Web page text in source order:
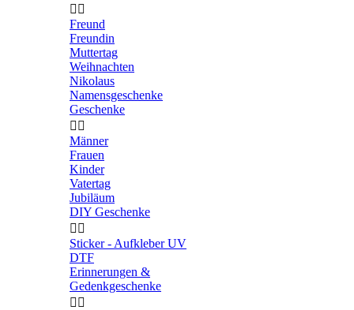
 
Freund
Freundin
Muttertag
Weihnachten
Nikolaus
Namensgeschenke
Geschenke
 
Männer
Frauen
Kinder
Vatertag
Jubiläum
DIY Geschenke
 
Sticker - Aufkleber UV
DTF
Erinnerungen &
Gedenkgeschenke
 